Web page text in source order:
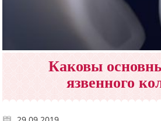
Каковы
язвенного